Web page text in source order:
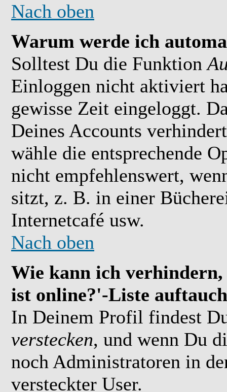
Nach oben
Warum werde ich
Solltest Du die Funktion
Einloggen nicht aktiviert
gewisse Zeit eingeloggt.
Deines Accounts
wähle die entsprechende
nicht empfehlenswert,
sitzt, z. B. in einer
Internetcafé usw.
Nach oben
Wie kann ich
ist online?'-Liste
In Deinem Profil findest
verstecken, und wenn Du
noch Administratoren in
versteckter User.